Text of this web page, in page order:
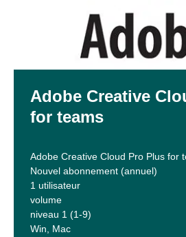
Adobe Creative
for teams
Adobe Creative Cloud Pro Plus for
Nouvel abonnement (annuel)
1 utilisateur
volume
niveau 1 (1-9)
Win, Mac